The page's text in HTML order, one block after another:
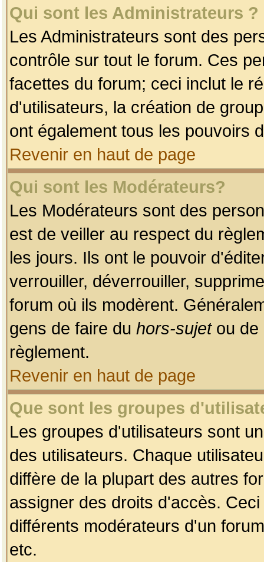
Qui sont les Administrateurs ?
Les Administrateurs sont des
contrôle sur tout le forum. Ces
facettes du forum; ceci inclut le
d'utilisateurs, la création de
ont également tous les pouvoirs
Revenir en haut de page
Qui sont les Modérateurs?
Les Modérateurs sont des
est de veiller au respect du
les jours. Ils ont le pouvoir
verrouiller, déverrouiller,
forum où ils modèrent.
gens de faire du hors-sujetou de
règlement.
Revenir en haut de page
Que sont les groupes
Les groupes d'utilisateurs sont
des utilisateurs. Chaque
diffère de la plupart des autres
assigner des droits d'accès.
différents modérateurs d'un
etc.